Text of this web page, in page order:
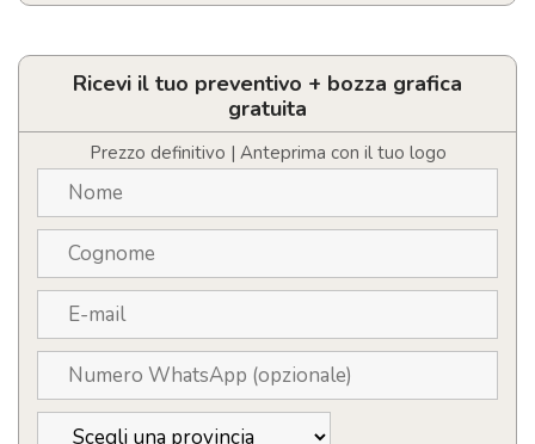
Bicchiere
vetro
cannuccia
quantità
Ricevi il tuo preventivo + bozza grafica
gratuita
Prezzo definitivo | Anteprima con il tuo logo